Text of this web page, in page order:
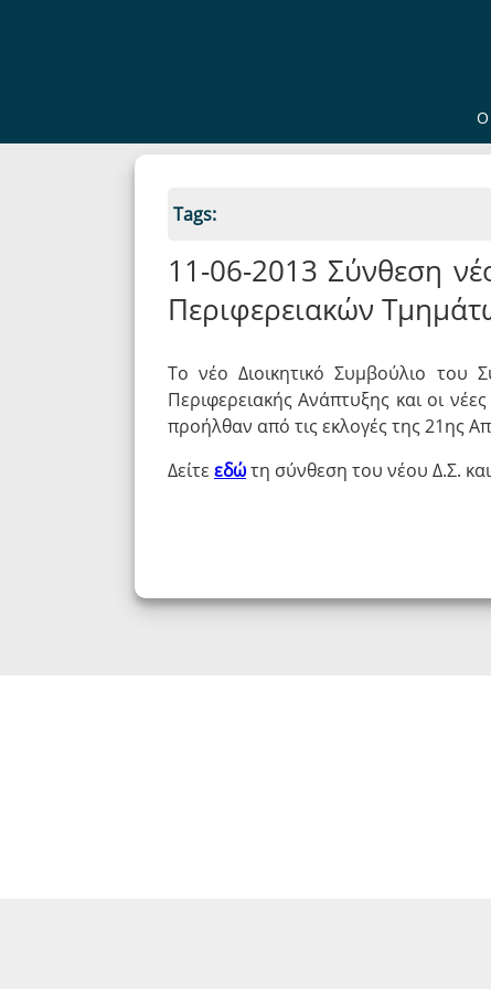
Ο
Tags:
11-06-2013 Σύνθεση
Περιφερειακών
Το νέο Διοικητικό Συμβούλιο του
Περιφερειακής Ανάπτυξης και οι
προήλθαν από τις εκλογές της 21ης
Δείτε εδώτη σύνθεση του νέου Δ.Σ.